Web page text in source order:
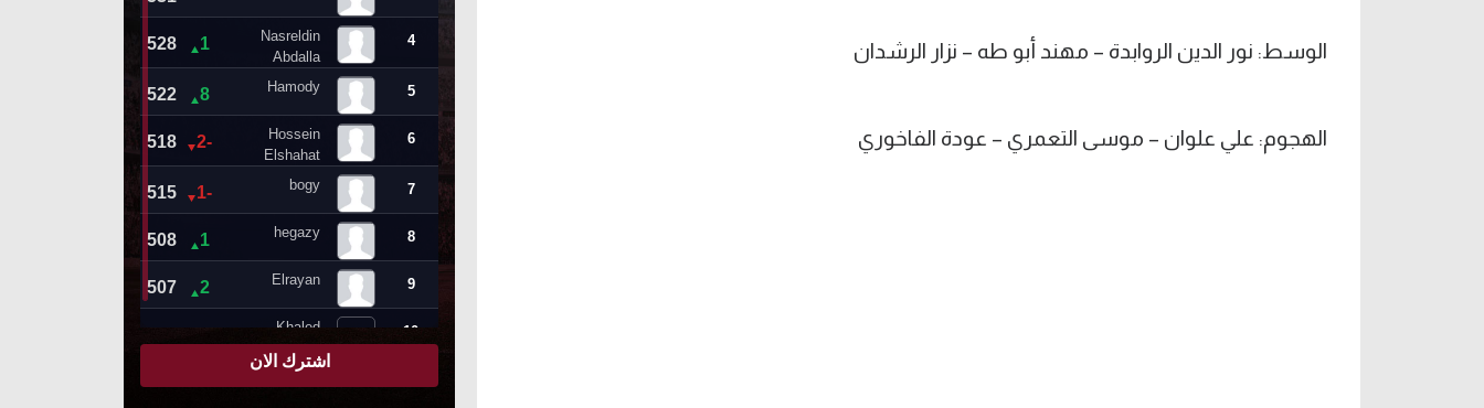
الوسط: نور الدين الروابدة – مهند أبو طه – نزار الرشدان
الهجوم: علي علوان – موسى التعمري – عودة الفاخوري